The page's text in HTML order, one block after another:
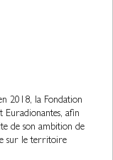
2018, la Fondation
Euradionantes, afin
de son ambition de
sur le territoire